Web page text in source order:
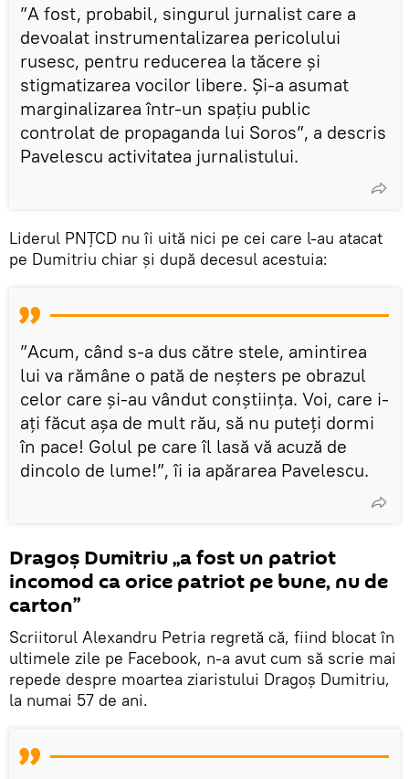
”A fost, probabil, singurul jurnalist care a
devoalat instrumentalizarea pericolului
rusesc, pentru reducerea la tăcere și
stigmatizarea vocilor libere. Și-a asumat
marginalizarea într-un spațiu public
controlat de propaganda lui Soros”, a descris
Pavelescu activitatea jurnalistului.
Liderul PNȚCD nu îi uită nici pe cei care l-au atacat
pe Dumitriu chiar și după decesul acestuia:
”Acum, când s-a dus către stele, amintirea
lui va rămâne o pată de neșters pe obrazul
celor care și-au vândut conștiința. Voi, care i-
ați făcut așa de mult rău, să nu puteți dormi
în pace! Golul pe care îl lasă vă acuză de
dincolo de lume!”, îi ia apărarea Pavelescu.
Dragoș Dumitriu „a fost un patriot
incomod ca orice patriot pe bune, nu de
carton”
Scriitorul Alexandru Petria regretă că, fiind blocat în
ultimele zile pe Facebook, n-a avut cum să scrie mai
repede despre moartea ziaristului Dragoș Dumitriu,
la numai 57 de ani.